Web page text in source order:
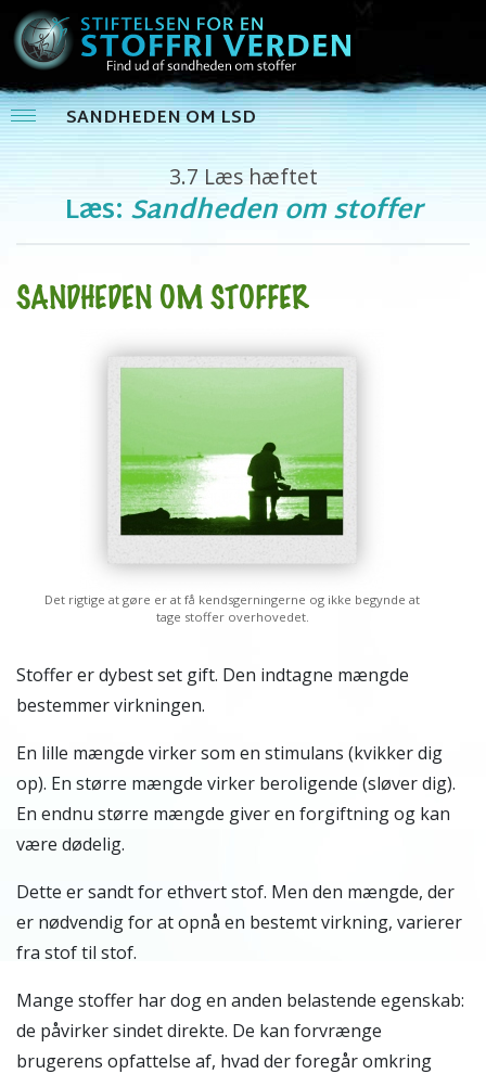
SANDHEDEN OM LSD
3.7 Læs hæftet
Læs: Sandheden om stoffer
SANDHEDEN OM STOFFER
Det rigtige at gøre er at få kendsgerningerne og ikke begynde at
tage stoffer overhovedet.
Stoffer er dybest set gift. Den indtagne mængde
bestemmer virkningen.
En lille mængde virker som en stimulans (kvikker dig
op). En større mængde virker beroligende (sløver dig).
En endnu større mængde giver en forgiftning og kan
være dødelig.
Dette er sandt for ethvert stof. Men den mængde, der
er nødvendig for at opnå en bestemt virkning, varierer
fra stof til stof.
Mange stoffer har dog en anden belastende egenskab:
de påvirker sindet direkte. De kan forvrænge
brugerens opfattelse af, hvad der foregår omkring